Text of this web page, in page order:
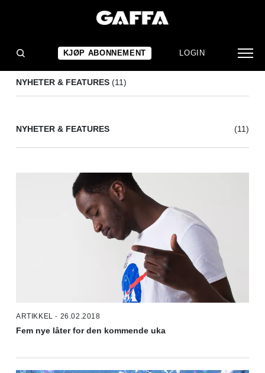
KJØP ABONNEMENT LOGIN
NYHETER & FEATURES (11)
NYHETER & FEATURES (11)
ARTIKKEL - 26.02.2018
Fem nye låter for den kommende uka